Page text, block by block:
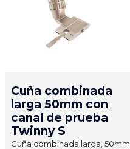
Cuña combinada
larga 50mm con
canal de prueba
Twinny S
Cuña combinada larga, 50mm